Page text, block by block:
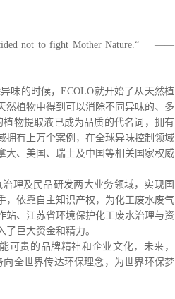
not to fight Mother Nature.“ ——
的时候，ECOLO就开始了从天然植
然植物中得到可以消除不同异味的、多
物提取液已成为品质的代名词，拥有
拥有上万个案例，在全球异味控制领域
大、美国、瑞士及中国等相关国家权威
理及民品研发两大业务领域，实现国
，依靠自主知识产权，为化工废水废气
站、江苏省环境保护化工废水治理与资
巨大资金和精力。
贵的品牌精神和企业文化，未来，
全世界传达环保理念，为世界环保梦